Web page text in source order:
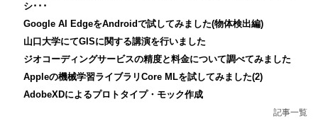
シ･･･
Google AI EdgeをAndroidで試してみました(物体検出編)
山口大学にてGISに関する講演を行いました
ジオコーディングサービスの精度と料金について調べてみました
Appleの機械学習ライブラリCore MLを試してみました(2)
AdobeXDによるプロトタイプ・モック作成
記事一覧